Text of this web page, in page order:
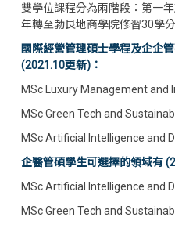
雙學位課程分為兩階段：第一
年轉至勃艮地商學院修習30學分
國際經營管理碩士學程及企企
(2021.10更新)：
MSc Luxury Management and
MSc Green Tech and
MSc Artificial Intelligence and
企醫管碩學生可選擇的領域有
MSc Artificial Intelligence and
MSc Green Tech and